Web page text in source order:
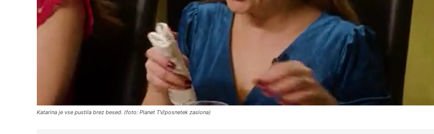
Katarina je vse pustila brez besed. (foto: Planet TV/posnetek zaslona)